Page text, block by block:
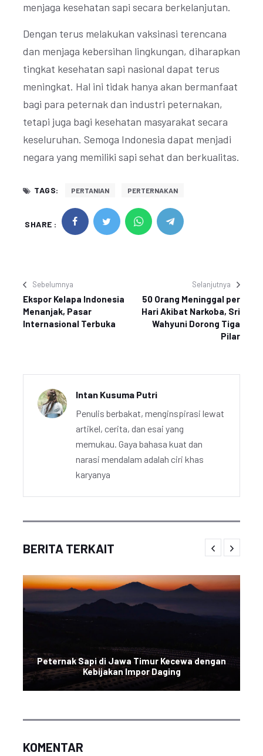
menjaga kesehatan sapi secara berkelanjutan.
Dengan terus melakukan vaksinasi terencana
dan menjaga kebersihan lingkungan, diharapkan
tingkat kesehatan sapi nasional dapat terus
meningkat. Hal ini tidak hanya akan bermanfaat
bagi para peternak dan industri peternakan,
tetapi juga bagi kesehatan masyarakat secara
keseluruhan. Semoga Indonesia dapat menjadi
negara yang memiliki sapi sehat dan berkualitas.
TAGS: PERTANIAN PERTERNAKAN
SHARE :
Sebelumnya
Ekspor Kelapa Indonesia
Menanjak, Pasar
Internasional Terbuka
Selanjutnya
50 Orang Meninggal per
Hari Akibat Narkoba, Sri
Wahyuni Dorong Tiga
Pilar
Intan Kusuma Putri
Penulis berbakat, menginspirasi lewat
artikel, cerita, dan esai yang
memukau. Gaya bahasa kuat dan
narasi mendalam adalah ciri khas
karyanya
BERITA TERKAIT
Peternak Sapi di Jawa Timur Kecewa dengan
Kebijakan Impor Daging
KOMENTAR